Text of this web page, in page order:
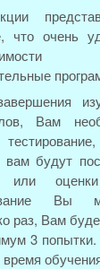
что очень
Вам
вам будут
или
Вы
раз, Вам
3
время